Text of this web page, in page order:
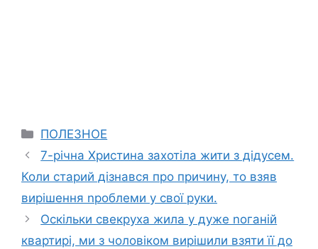
Categories
ПОЛЕЗНОЕ
7-річна Христина захотіла жити з дідусем.
Коли старий дізнався про причину, то взяв
вирішення nроблеми у свої руки.
Оскільки свекруха жила у дуже nоганій
квартирі, ми з чоловіком вирішили взяти її до